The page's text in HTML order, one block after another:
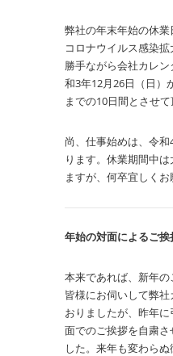
弊社の年末年始の休
コロナウイルス感染
勝手ながら会社カレ
和3年12月26日（日）
までの10日間とさせて
尚、仕事始めは、令
ります。休業期間中
ますが、何卒宜しくお
年始の対面によるご
本来であれば、新年
皆様にお伺いして弊
おりましたが、昨年
面でのご挨拶を自粛
した。来年も変わら